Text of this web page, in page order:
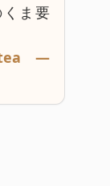
くま要
tea —